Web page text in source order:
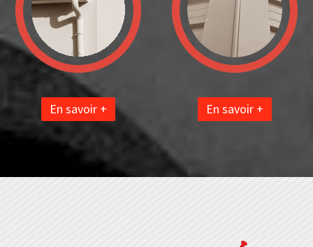
En savoir + En savoir +